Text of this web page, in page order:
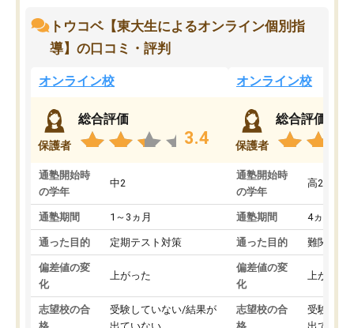
トウコベ【東大生によるオンライン個別指
導】の口コミ・評判
オンライン校
保護者
総合評価
3.4
通塾開始時
の学年
中2
通塾期間 1～3ヵ月
通った目的 定期テスト対策
偏差値の変
化
上がった
志望校の合
受験していない/結果が
オンライン校
保護者
総合評価
通塾開始時
の学年
高2
通塾期間 4ヵ月～1
通った目的 難関私立
偏差値の変
化
上がった
志望校の合
受験して